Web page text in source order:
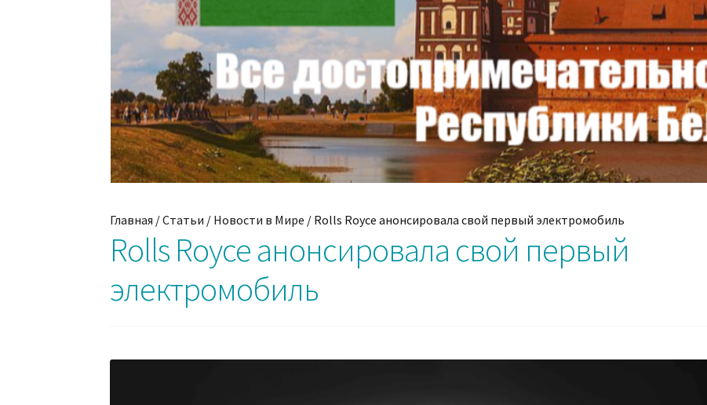
Главная /Статьи / Новости в Мире / Rolls Royce анонсировала свой первый электромобиль
Rolls Royce анонсировала свой первый
электромобиль